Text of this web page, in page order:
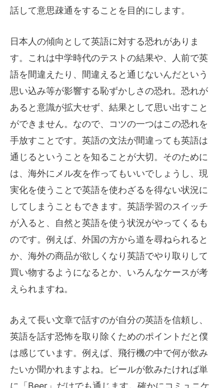
話して意思疎通をすることを目的にします。
日本人の傾向として英語に対する恐れがありま
す。これは中学時代のテストの結果や、人前で英
語を間違えたり、間違えると通じないんだという
思い込み等が影響する恥ずかしさの恐れ。恐れが
あると意識が拡大せず、結果として思い出すこと
ができません。なので、コツの一つはこの恐れを
手放すことです。英語の文法が間違っても英語は
通じるということを知ることが大切。そのために
は、海外にメル友を作ってもいいでしょうし、現
実化を使うことで英語を使わざるを得ない状況に
してしまうこともできます。英語学習のスイッチ
が入ると、自然と英語を使う状況がやってくるも
のです。例えば、外国の方から道を尋ねられると
か、海外の商品が欲しくなり英語でやり取りして
買い物するようになるとか、いろんなケースが考
えられますね。
あえて長い文章で話すのが自分の英語を信頼し、
英語を話す恐怖を取り除くためのポイントだと僕
は感じています。例えば、飛行機の中で何が飲み
たいか聞かれますよね。ビールが飲みたければ単
に「Beer」だけでも通じます。確かにコミュニケ